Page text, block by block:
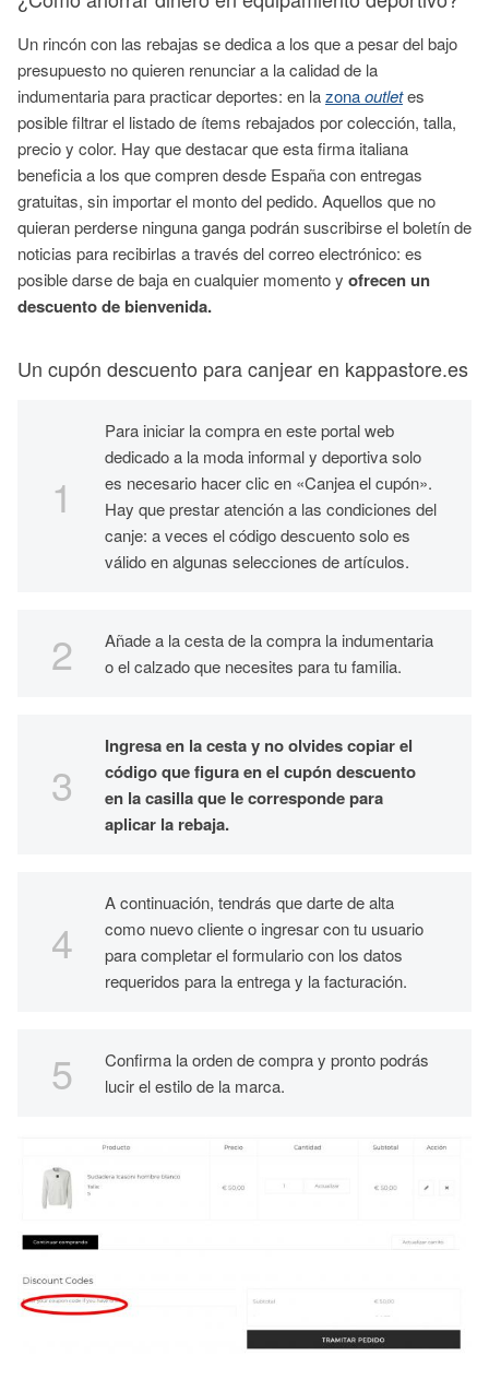
Un rincón con las rebajas se dedica a los que a pesar del bajo
presupuesto no quieren renunciar a la calidad de la
indumentaria para practicar deportes: en lazonaoutletes
posible filtrar el listado de ítems rebajados por colección, talla,
precio y color. Hay que destacar que esta firma italiana
beneficia a los que compren desde España con entregas
gratuitas, sin importar el monto del pedido. Aquellos que no
quieran perderse ninguna ganga podrán suscribirse el boletín de
noticias para recibirlas a través del correo electrónico: es
posible darse de baja en cualquier momento y ofrecen un
descuento de bienvenida.
Un cupón descuento para canjear en kappastore.es
Para iniciar la compra en este portal web
dedicado a la moda informal y deportiva solo
es necesario hacer clic en «Canjea el cupón».
Hay que prestar atención a las condiciones del
canje: a veces el código descuento solo es
válido en algunas selecciones de artículos.
Añade a la cesta de la compra la indumentaria
o el calzado que necesites para tu familia.
Ingresa en la cesta y no olvides copiar el
código que figura en el cupón descuento
en la casilla que le corresponde para
aplicar la rebaja.
A continuación, tendrás que darte de alta
como nuevo cliente o ingresar con tu usuario
para completar el formulario con los datos
requeridos para la entrega y la facturación.
Confirma la orden de compra y pronto podrás
lucir el estilo de la marca.